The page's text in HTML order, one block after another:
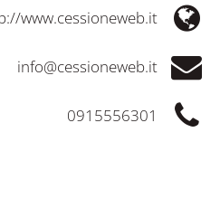
www.cessioneweb.it
info@cessioneweb.it
0915556301